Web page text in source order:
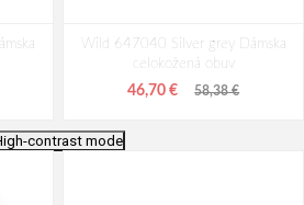
Wild 647040 Silver grey Dámska
celokožená obuv
46,70 € 58,38 €
contrast mode